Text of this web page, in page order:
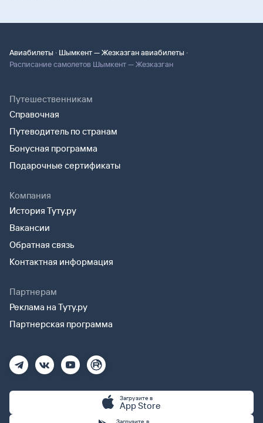
Авиабилеты · Шымкент — Жезказган авиабилеты ·
Расписание самолетов Шымкент — Жезказган
Путешественникам
Справочная
Путеводитель по странам
Бонусная программа
Подарочные сертификаты
Компания
История Туту.ру
Вакансии
Обратная связь
Контактная информация
Партнерам
Реклама на Туту.ру
Партнерская программа
Загрузите в
App Store